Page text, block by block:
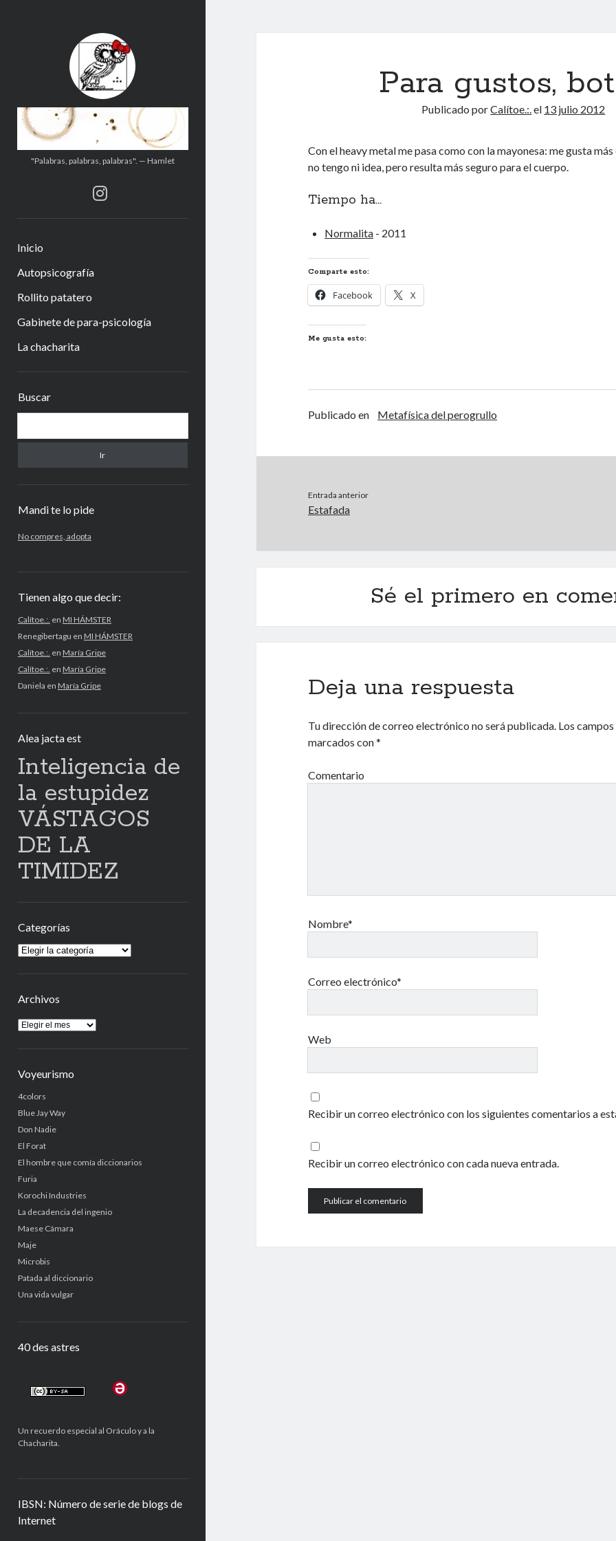
.:.Calito(h)eces.:.
"Palabras, palabras, palabras". — Hamlet
instagram
Inicio
Autopsicografía
Rollito patatero
Gabinete de para-psicología
La chacharita
lateral
Buscar
Mandi te lo pide
No compres, adopta
Tienen algo que decir:
Calítoe.:. en MI HÁMSTER
Renegibertagu en MI HÁMSTER
Calítoe.:. en María Gripe
Calítoe.:. en María Gripe
Daniela en María Gripe
Alea jacta est
Inteligencia de
la estupidez
VÁSTAGOS
DE LA
TIMIDEZ
Categorías
Categorías
Archivos
Archivos
Voyeurismo
4colors
Blue Jay Way
Don Nadie
El Forat
El hombre que comía diccionarios
Furia
Korochi Industries
La decadencia del ingenio
Maese Cámara
Maje
Microbis
Patada al diccionario
Una vida vulgar
40 des astres
Un recuerdo especial al Oráculo y a la
Chacharita.
IBSN: Número de serie de blogs de
Internet
Para gustos,
Publicado porCalítoe.:.el 13 julio 2012
Con el heavy metal me pasa como con la mayonesa: me gusta
no tengo ni idea, pero resulta más seguro para el cuerpo.
Tiempo ha...
Normalita - 2011
Comparte esto:
Facebook X
Me gusta esto:
Publicado en Metafísica del perogrullo
Entrada anterior
Estafada
Sé el primero en
Deja una respuesta
Tu dirección de correo electrónico no será publicada. Los
marcados con*
Comentario
Nombre*
Correo electrónico*
Web
Recibir un correo electrónico con los siguientes comentarios a
Recibir un correo electrónico con cada nueva entrada.